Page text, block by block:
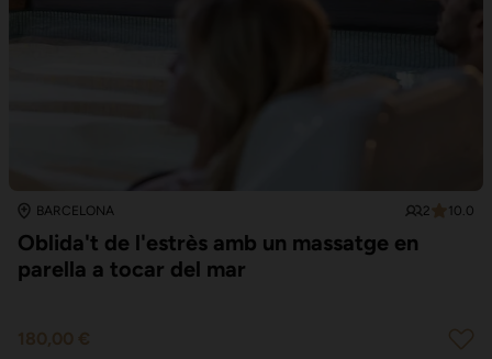
BARCELONA 2 10.0
Oblida't de l'estrès amb un massatge en
parella a tocar del mar